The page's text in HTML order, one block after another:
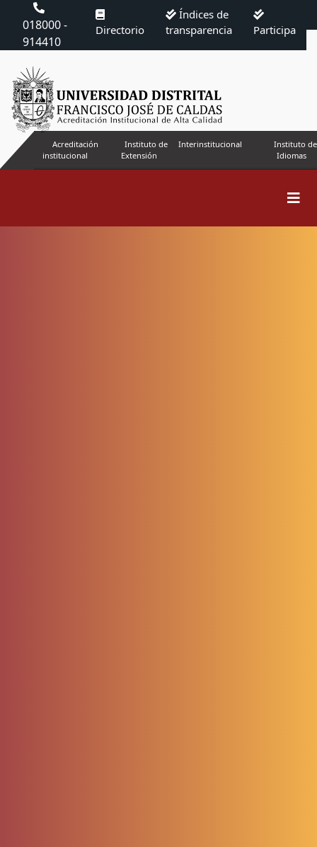
018000 -
914410
Directorio
Índices de
transparencia
Participa
Acreditación
institucional
Instituto de
Extensión
Interinstitucional
Instituto de
Idiomas